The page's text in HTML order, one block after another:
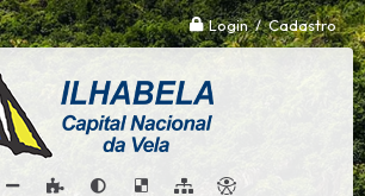
Login / Cadastro